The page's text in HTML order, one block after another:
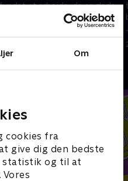
Om
cookies fra
give dig den bedste
statistik og til at
fundet et arbejde, de er glade
for. Mens Christine
pligtopfyldende passer sit job,
så tager 24-årige Sarah sig en
pjækkedag - igen.